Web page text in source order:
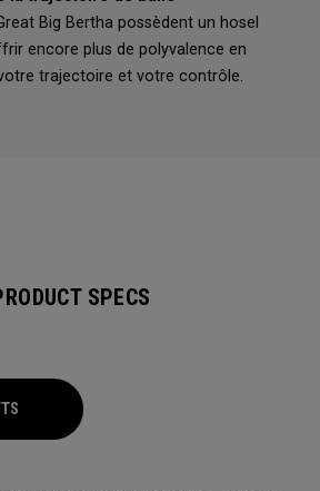
Big Bertha possèdent un hosel
encore plus de polyvalence en
trajectoire et votre contrôle.
SPECS